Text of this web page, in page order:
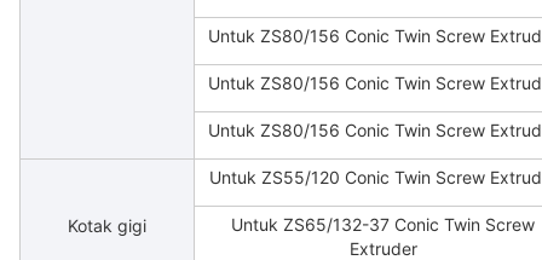
Untuk ZS80/156 Conic Twin Screw
Untuk ZS80/156 Conic Twin Screw
Untuk ZS80/156 Conic Twin Screw
Kotak gigi
Untuk ZS55/120 Conic Twin Screw
Untuk ZS65/132-37 Conic Twin Screw
Extruder